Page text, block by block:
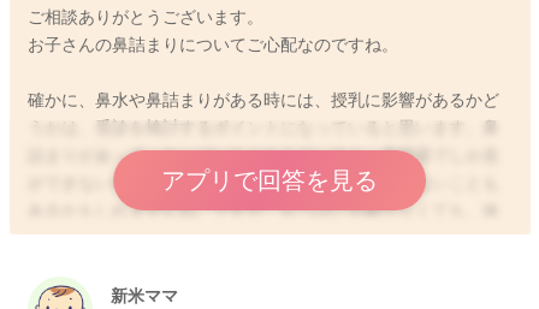
ご相談ありがとうございます。
お子さんの鼻詰まりについてご心配なのですね。
確かに、鼻水や鼻詰まりがある時には、授乳に影響があるかど
うかは、受診を検討するポイントになっていると思います。鼻
詰まりがあって、おっぱいをくわえていると、鼻呼吸でしか息
ができないので、なかなか継続しておっぱいを飲めないことも
あるかもしれませんね。ですが、おっぱいを離さなくても、休
み休みであれば飲めるということであれば、あまりご心配ない
られているほど、鼻詰まりがある際には、やってくださってい
アプリで回答を見る
新米ママ